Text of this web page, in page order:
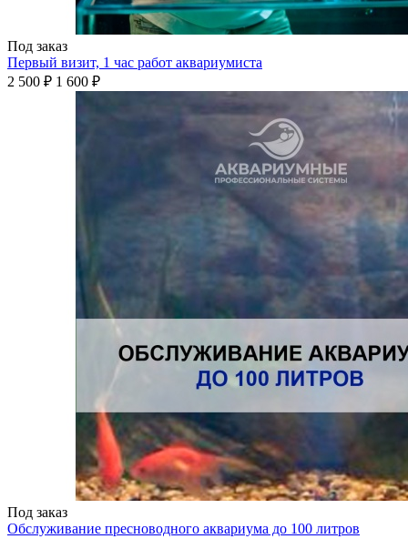
Под заказ
Первый визит, 1 час работ аквариумиста
2 500 ₽ 1 600 ₽
Под заказ
Обслуживание пресноводного аквариума до 100 литров